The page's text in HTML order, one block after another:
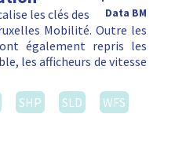
Data BM
les clés des
Mobilité. Outre les
également repris les
les afficheurs de vitesse
SHP SLD
WFS